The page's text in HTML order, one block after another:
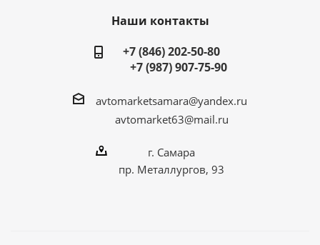
Наши контакты
+7 (846) 202-50-80
+7 (987) 907-75-90
avtomarketsamara@yandex.ru
avtomarket63@mail.ru
г. Самара
пр. Металлургов, 93